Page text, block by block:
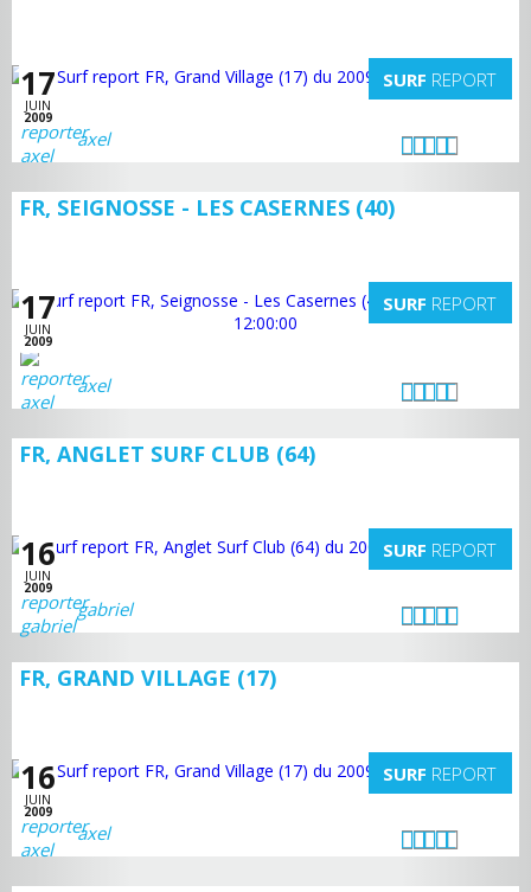
17
JUIN
2009
SURF REPORT
axel
FR, SEIGNOSSE - LES CASERNES (40)
17
JUIN
2009
SURF REPORT
axel
FR, ANGLET SURF CLUB (64)
16
JUIN
2009
SURF REPORT
gabriel
FR, GRAND VILLAGE (17)
16
JUIN
2009
SURF REPORT
axel